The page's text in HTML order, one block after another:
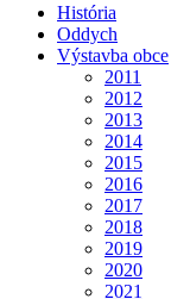
História
Oddych
Výstavba obce
2011
2012
2013
2014
2015
2016
2017
2018
2019
2020
2021